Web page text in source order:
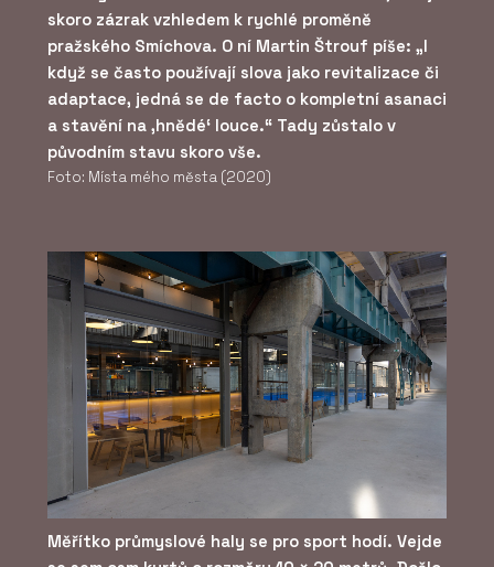
skoro zázrak vzhledem k rychlé proměně
pražského Smíchova. O ní Martin Štrouf píše: „I
když se často používají slova jako revitalizace či
adaptace, jedná se de facto o kompletní asanaci
a stavění na ‚hnědé‘ louce.“ Tady zůstalo v
původním stavu skoro vše.
Foto: Místa mého města (2020)
Měřítko průmyslové haly se pro sport hodí. Vejde